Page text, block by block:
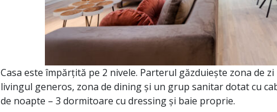
Casa este împărțită pe 2 nivele. Parterul găzduiește zona de
livingul generos, zona de dining și un grup sanitar dotat cu
de noapte – 3 dormitoare cu dressing și baie proprie.